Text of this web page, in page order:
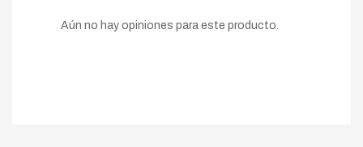
Aún no hay opiniones para este producto.